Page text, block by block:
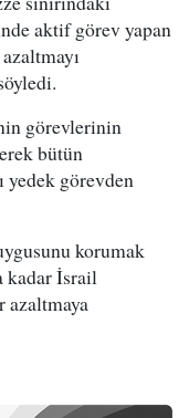
aktif görev yapan
görevlerinin
bütün
yedek görevden
korumak
kadar İsrail
azaltmaya